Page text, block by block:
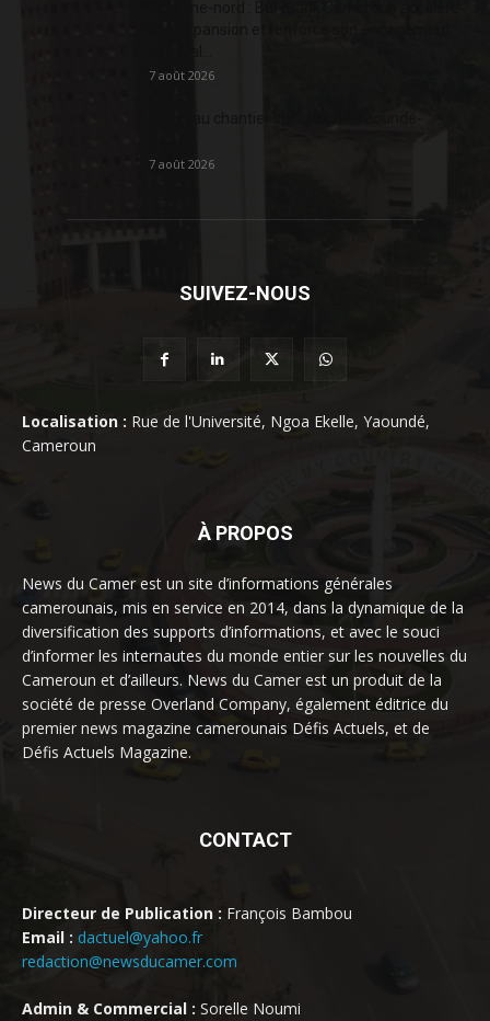
7 août 2026
7 août 2026
SUIVEZ-NOUS
Localisation : Rue de l'Université, Ngoa Ekelle, Yaoundé,
Cameroun
À PROPOS
News du Camer est un site d’informations générales
camerounais, mis en service en 2014, dans la dynamique de la
diversification des supports d’informations, et avec le souci
d’informer les internautes du monde entier sur les nouvelles du
Cameroun et d’ailleurs. News du Camer est un produit de la
société de presse Overland Company, également éditrice du
premier news magazine camerounais Défis Actuels, et de
Défis Actuels Magazine.
CONTACT
Directeur de Publication : François Bambou
Email : dactuel@yahoo.fr
redaction@newsducamer.com
Admin & Commercial : Sorelle Noumi